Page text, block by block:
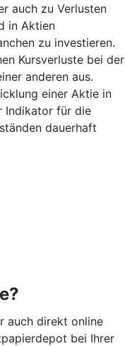
auch zu Verlusten
in Aktien
zu investieren.
Kursverluste bei der
anderen aus.
einer Aktie in
Indikator für die
dauerhaft
auch direkt online
bei Ihrer